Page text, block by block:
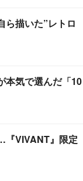
描いた”レトロ
本気で選んだ「10
『VIVANT』限定